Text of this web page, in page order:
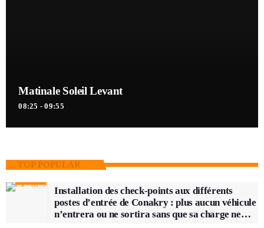
Matinale Soleil Levant
08:25 - 09:55
TOP POPULAR
Installation des check-points aux différents
postes d’entrée de Conakry : plus aucun véhicule
n’entrera ou ne sortira sans que sa charge ne